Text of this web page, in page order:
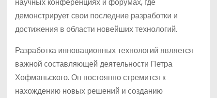
демонстрирует свои последние разработки и
достижения в области новейших технологий.
Разработка инновационных технологий является
важной составляющей деятельности Петра
Хофманьского. Он постоянно стремится к
нахождению новых решений и созданию